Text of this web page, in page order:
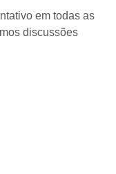
em todas as
discussões